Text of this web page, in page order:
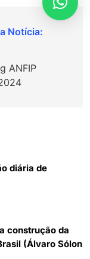
ANFIP
diária de
construção da
(Álvaro Sólon